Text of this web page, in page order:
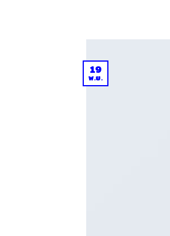
19
พ.ย.